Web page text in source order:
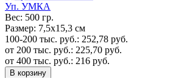
Уп. УМКА
Вес: 500 гр.
Размер: 7,5х15,3 см
100-200 тыс. руб.: 252,78 руб.
от 200 тыс. руб.: 225,70 руб.
от 400 тыс. руб.: 216 руб.
В корзину